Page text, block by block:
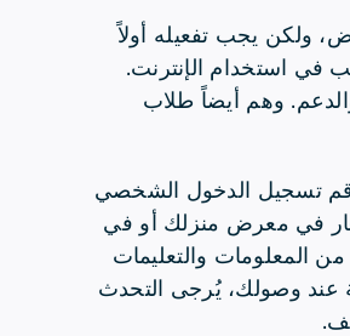
ولكن يجب تفعيله أولاً
في استخدام الإنترنت.
وهم أيضاً طلاب
تسجيل الدخول الشخصي
المعلومات والتعليمات
عند وصولك، يُرجى التحدث